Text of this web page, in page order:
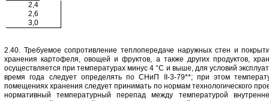
2,4
2,6
3,0
2.40. Требуемое сопротивление теплопередаче наружных стен и
хранения картофеля, овощей и фруктов, а также других продуктов,
осуществляется при температурах минус 4 °С и выше, для условий
время года следует определять по СНиП II-3-79**; при этом
помещениях хранения следует принимать по нормам технологического
нормативный температурный перепад между температурой